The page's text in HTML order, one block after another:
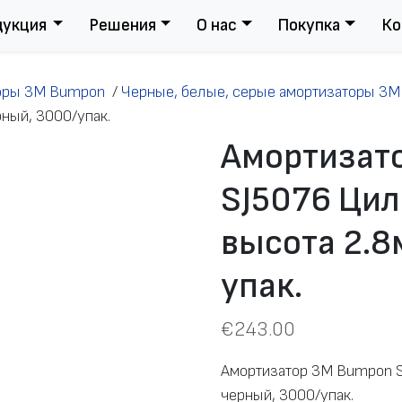
Решения О нас Покупка
3M Bumpon / Черные, белые, серые амортизаторы
3000/упак.
SJ5076
высота
упак.
€243.00
Амортизатор 3M Bumpon
черный, 3000/упак.